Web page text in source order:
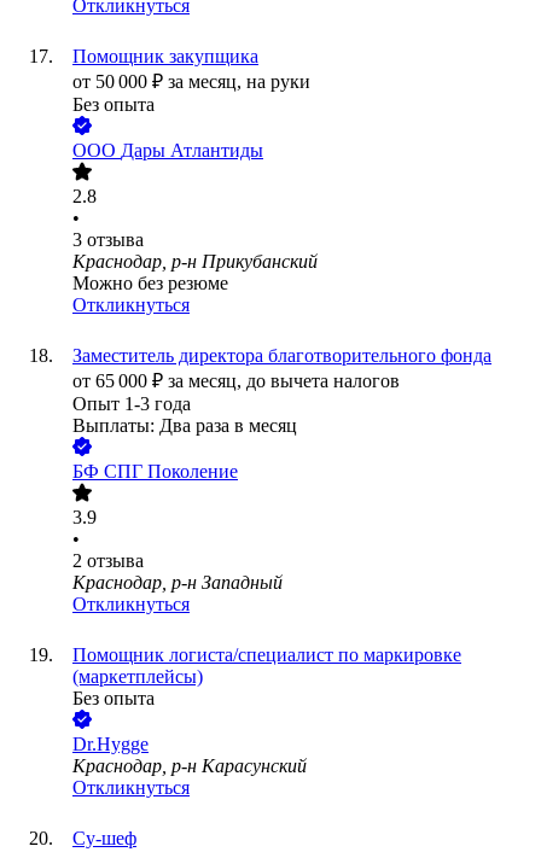
Откликнуться
Помощник закупщика
от 50 000 ₽ за месяц, на руки
Без опыта
ООО Дары Атлантиды
2.8
•
3 отзыва
Краснодар, р-н Прикубанский
Можно без резюме
Откликнуться
Заместитель директора благотворительного фонда
от 65 000 ₽ за месяц, до вычета налогов
Опыт 1-3 года
Выплаты: Два раза в месяц
БФ СПГ Поколение
3.9
•
2 отзыва
Краснодар, р-н Западный
Откликнуться
Помощник логиста/специалист по маркировке
(маркетплейсы)
Без опыта
Dr.Hygge
Краснодар, р-н Карасунский
Откликнуться
Су-шеф